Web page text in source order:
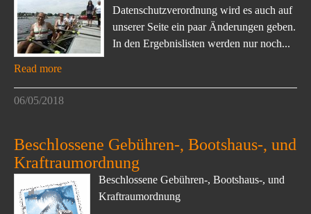
Datenschutzverordnung wird es auch auf
unserer Seite ein paar Änderungen geben.
In den Ergebnislisten werden nur noch...
Read more
06/05/2018
Beschlossene Gebühren-, Bootshaus-, und
Kraftraumordnung
Beschlossene Gebühren-, Bootshaus-, und
Kraftraumordnung